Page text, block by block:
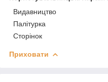
Видавництво
Палітурка
Сторінок
Приховати